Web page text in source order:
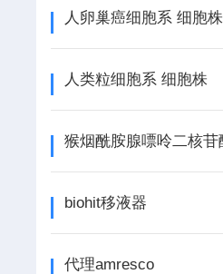
人卵巢癌细胞系 细胞株
人类粒细胞系 细胞株
biohit移液器
代理amresco